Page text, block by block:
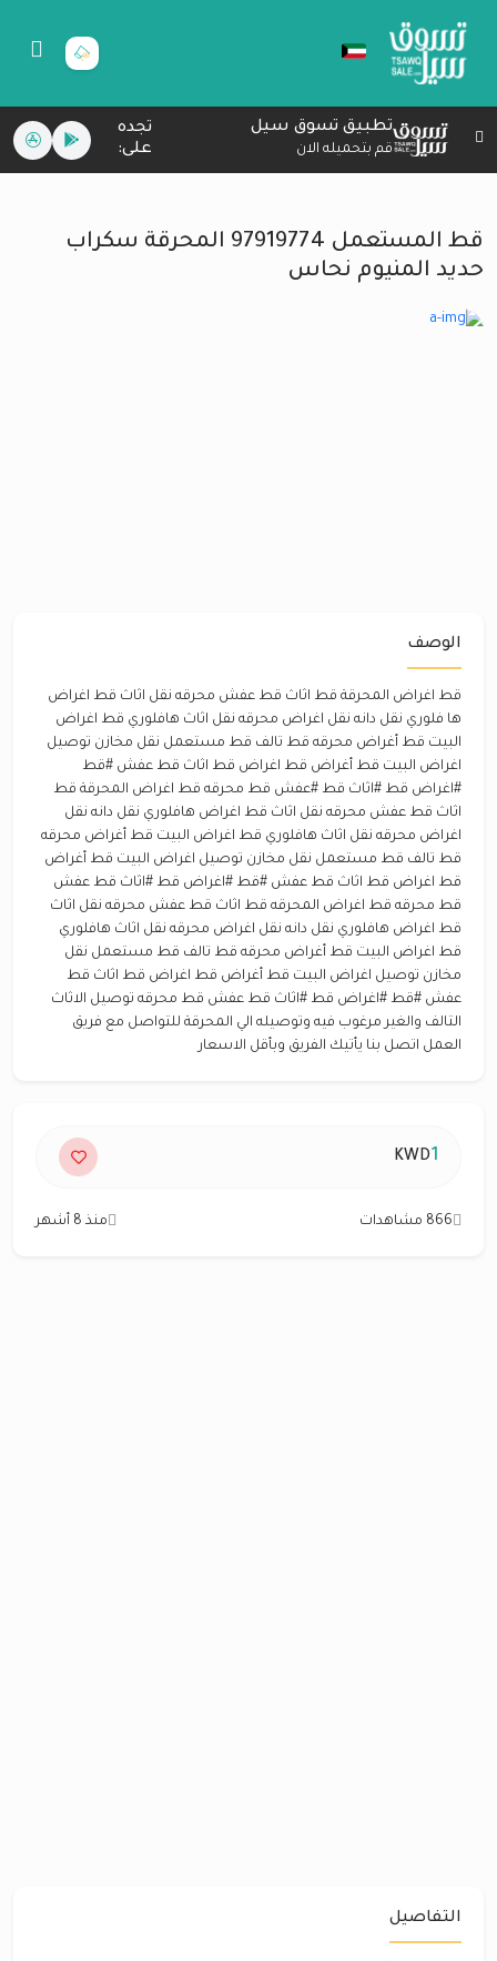
تطبيق تسوق سيل
قم بتحميله الان
تجده
على:
قط المستعمل 97919774 المحرقة سكراب
حديد المنيوم نحاس
الوصف
قط اغراض المحرقة قط اثاث قط عفش محرقه نقل اثاث قط اغراض
ها فلوري نقل دانه نقل اغراض محرقه نقل اثاث هافلوري قط اغراض
البيت قط أغراض محرقه قط تالف قط مستعمل نقل مخازن توصيل
اغراض البيت قط أغراض قط اغراض قط اثاث قط عفش #قط
#اغراض قط #اثاث قط #عفش قط محرقه قط اغراض المحرقة قط
اثاث قط عفش محرقه نقل اثاث قط اغراض هافلوري نقل دانه نقل
اغراض محرقه نقل اثاث هافلوري قط اغراض البيت قط أغراض محرقه
قط تالف قط مستعمل نقل مخازن توصيل اغراض البيت قط أغراض
قط اغراض قط اثاث قط عفش #قط #اغراض قط #اثاث قط عفش
قط محرقه قط اغراض المحرقه قط اثاث قط عفش محرقه نقل اثاث
قط اغراض هافلوري نقل دانه نقل اغراض محرقه نقل اثاث هافلوري
قط اغراض البيت قط أغراض محرقه قط تالف قط مستعمل نقل
مخازن توصيل اغراض البيت قط أغراض قط اغراض قط اثاث قط
عفش #قط #اغراض قط #اثاث قط عفش قط محرقه توصيل الاثاث
التالف والغير مرغوب فيه وتوصيله الي المحرقة للتواصل مع فريق
العمل اتصل بنا يأتيك الفريق وبأقل الاسعار
1
KWD
866 مشاهدات منذ 8 أشهر
التفاصيل